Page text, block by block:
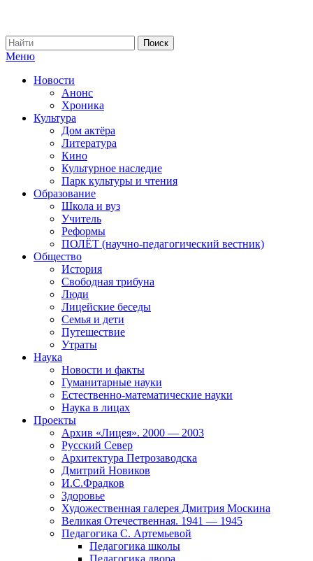
Меню
Новости
Анонс
Хроника
Культура
Дом актёра
Литература
Кино
Культурное наследие
Парк культуры и чтения
Образование
Школа и вуз
Учитель
Реформы
ПОЛЁТ (научно-педагогический вестник)
Общество
История
Свободная трибуна
Люди
Лицейские беседы
Семья и дети
Путешествие
Утраты
Наука
Новости и факты
Гуманитарные науки
Естественно-математические науки
Наука в лицах
Проекты
Архив «Лицея». 2000 — 2003
Русский Север
Архитектура Петрозаводска
Дмитрий Новиков
И.С.Фрадков
Здоровье
Художественная галерея Дмитрия Москина
Великая Отечественная. 1941 — 1945
Педагогика С. Артемьевой
Педагогика школы